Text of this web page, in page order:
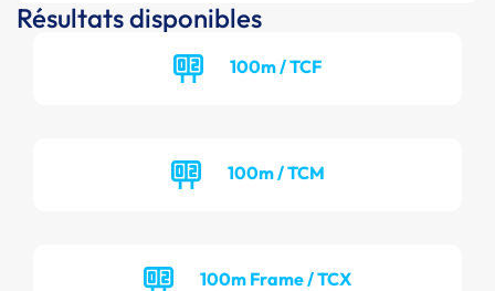
Résultats disponibles
100m / TCF
100m / TCM
100m Frame / TCX